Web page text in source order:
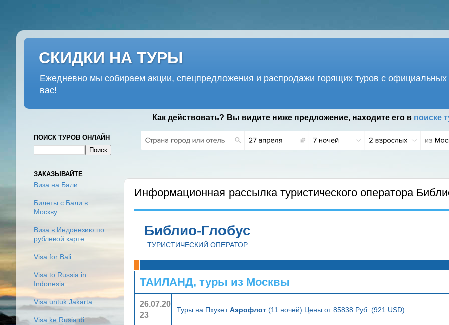
СКИДКИ НА ТУРЫ
Ежедневно мы собираем акции, спецпредложения и распродажи горящих туров с официальных
вас!
Как действовать? Вы видите ниже предложение, находите его в поиске
Информационная рассылка туристического оператора
Библио-Глобус
ТУРИСТИЧЕСКИЙ ОПЕРАТОР
ТАИЛАНД, туры из Москвы
26.07.20
23
Туры на ПхукетАэрофлот (11 ночей) Цены от 85838 Руб. (921 USD)
ПОИСК ТУРОВ ОНЛАЙН
ЗАКАЗЫВАЙТЕ
Виза на Бали
Билеты с Бали в
Москву
Виза в Индонезию по
рублевой карте
Visa for Bali
Visa to Russia in
Indonesia
Visa untuk Jakarta
Visa ke Rusia di